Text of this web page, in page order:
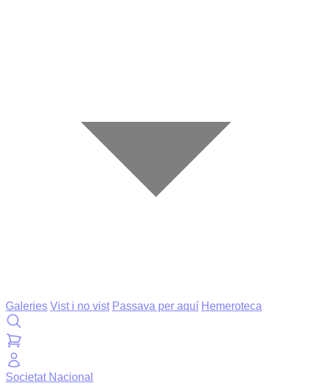
Galeries Vist i no vist Passava per aquí Hemeroteca
Societat Nacional